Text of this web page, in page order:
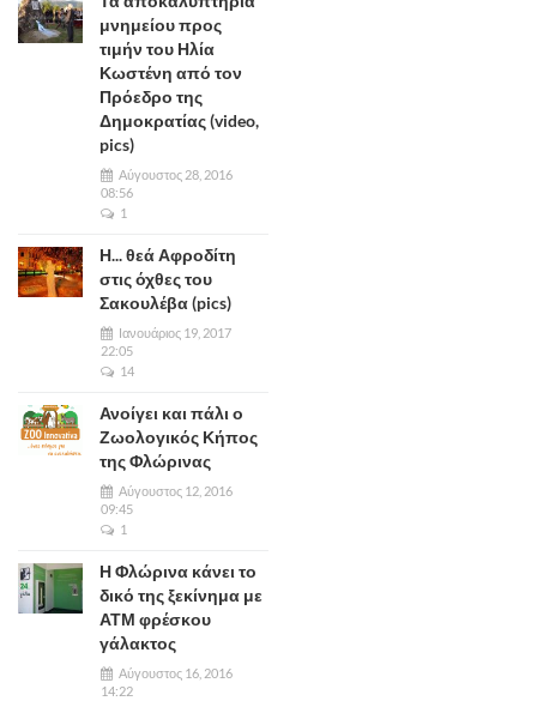
μνημείου προς
τιμήν του Ηλία
Κωστένη από τον
Πρόεδρο της
Δημοκρατίας (video,
pics)
Αύγουστος 28, 2016
08:56
1
Η... θεά Αφροδίτη
στις όχθες του
Σακουλέβα (pics)
Ιανουάριος 19, 2017
22:05
14
Ανοίγει και πάλι ο
Ζωολογικός Κήπος
της Φλώρινας
Αύγουστος 12, 2016
09:45
1
Η Φλώρινα κάνει το
δικό της ξεκίνημα με
ΑΤΜ φρέσκου
γάλακτος
Αύγουστος 16, 2016
14:22